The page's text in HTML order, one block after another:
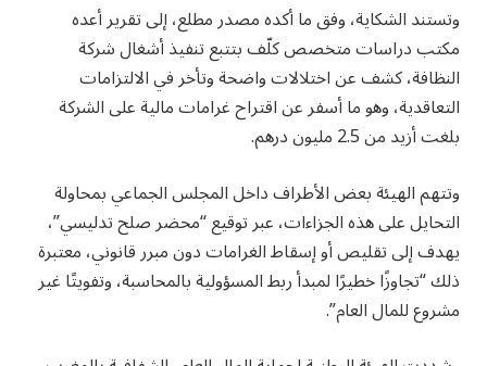
وتستند الشكاية، وفق ما أكده مصدر مطلع، إلى تقرير أعده
مكتب دراسات متخصص كلّف بتتبع تنفيذ أشغال شركة
النظافة، كشف عن اختلالات واضحة وتأخر في الالتزامات
التعاقدية، وهو ما أسفر عن اقتراح غرامات مالية على الشركة
بلغت أزيد من 2.5 مليون درهم.
وتتهم الهيئة بعض الأطراف داخل المجلس الجماعي بمحاولة
التحايل على هذه الجزاءات، عبر توقيع “محضر صلح تدليسي”،
يهدف إلى تقليص أو إسقاط الغرامات دون مبرر قانوني، معتبرة
ذلك “تجاوزًا خطيرًا لمبدأ ربط المسؤولية بالمحاسبة، وتفويتًا غير
مشروع للمال العام”.